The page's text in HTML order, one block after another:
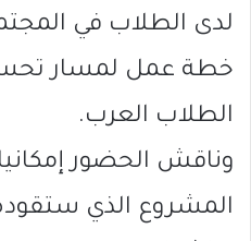
لدى الطلاب في
خطة عمل لمسار
الطلاب العرب.
وناقش الحضور
المشروع الذي